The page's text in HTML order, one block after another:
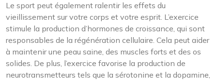
Le sport peut également ralentir les effets du
vieillissement sur votre corps et votre esprit. L’exercice
stimule la production d’hormones de croissance, qui sont
responsables de la régénération cellulaire. Cela peut aider
à maintenir une peau saine, des muscles forts et des os
solides. De plus, l’exercice favorise la production de
neurotransmetteurs tels que la sérotonine et la dopamine,